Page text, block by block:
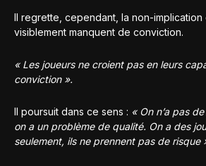
Il regrette, cependant, la non-implication
visiblement manquent de conviction.
« Les joueurs ne croient pas en leurs
conviction ».
Il poursuit dans ce sens : « On n’a pas
on a un problème de qualité. On a des
seulement, ils ne prennent pas de risque